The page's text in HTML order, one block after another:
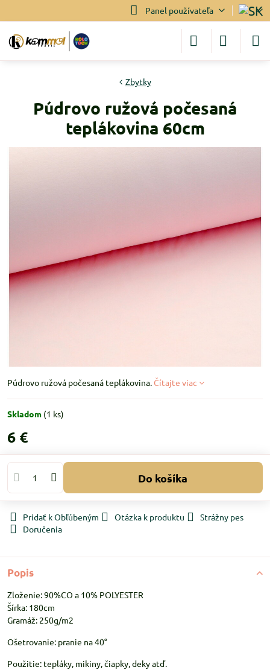
Panel používateľa
Zbytky
Púdrovo ružová počesaná
teplákovina 60cm
Púdrovo ružová počesaná teplákovina. Čítajte viac
Skladom (1 ks)
6 €
Do košíka
Pridať k Obľúbeným Otázka k produktu
Strážny pes
Doručenia
Popis
Zloženie: 90%CO a 10% POLYESTER
Šírka: 180cm
Gramáž: 250g/m2
Ošetrovanie: pranie na 40°
Použitie: tepláky, mikiny, čiapky, deky atď.